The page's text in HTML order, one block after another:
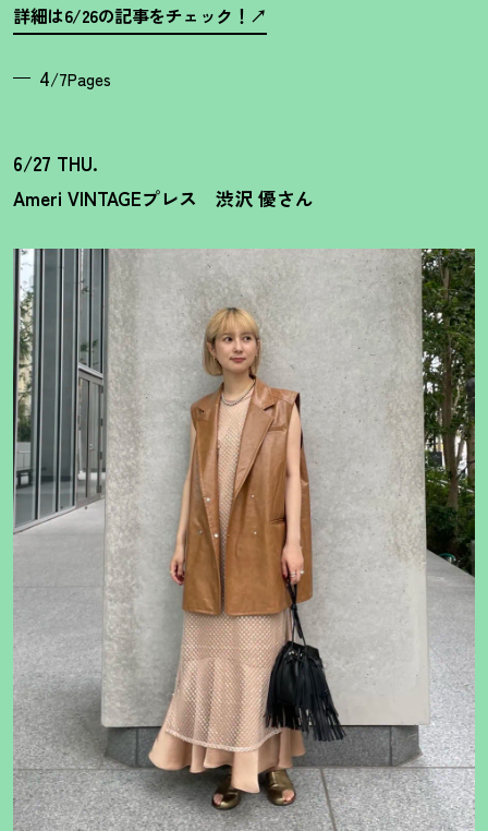
詳細は6/26の記事をチェック ！
4/7Pages
6/27 THU.
Ameri VINTAGEプレス 渋沢 優さん